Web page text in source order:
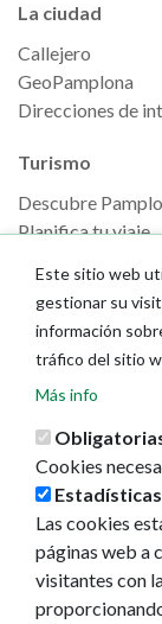
La ciudad
Callejero
GeoPamplona
Direcciones de
Turismo
Descubre
Planifica tu viaje
Actualidad
Noticias
Eventos
Ruedas de prensa
Este sitio web
gestionar su
información
tráfico del sitio
Más info
Cookies
Estadísticas
Las cookies
páginas web a
visitantes con